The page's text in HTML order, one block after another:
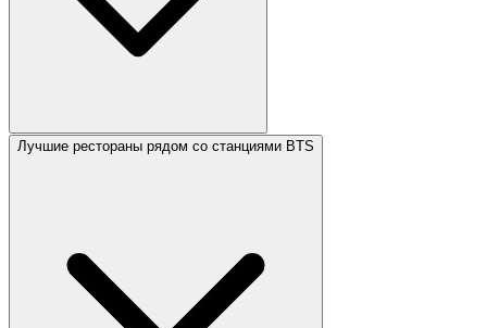
Лучшие рестораны рядом со станциями BTS